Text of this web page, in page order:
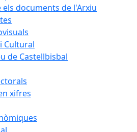
els documents de l'Arxiu
Cultural
de Castellbisbal
xifres